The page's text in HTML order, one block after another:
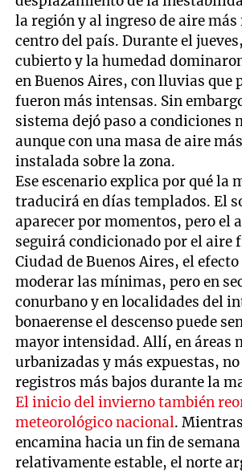
la región y al ingreso de aire
centro del país. Durante el
cubierto y la humedad
en Buenos Aires, con lluvias que
fueron más intensas. Sin
sistema dejó paso a condiciones
aunque con una masa de aire
instalada sobre la zona.
Ese escenario explica por qué la
traducirá en días templados. El
aparecer por momentos, pero el
seguirá condicionado por el aire
Ciudad de Buenos Aires, el
moderar las mínimas, pero en
conurbano y en localidades del
bonaerense el descenso puede
mayor intensidad. Allí, en áreas
urbanizadas y más expuestas,
registros más bajos durante la
El inicio del invierno también
meteorológico nacional.
encamina hacia un fin de
relativamente estable, el norte